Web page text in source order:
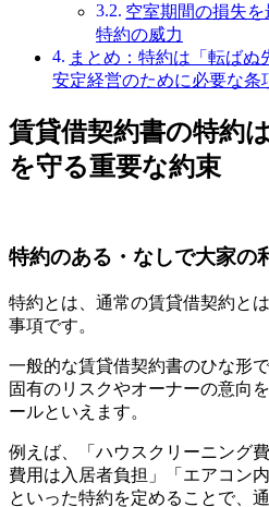
空室期間の損失
特約の威力
まとめ：特約は「転ばぬ
安定経営のために必要な条
賃貸借契約書の特約
を守る重要な約束
特約のある・なしで大家の
特約とは、通常の賃貸借契約と
事項です。
一般的な賃貸借契約書のひな形
固有のリスクやオーナーの意向
ールといえます。
例えば、「ハウスクリーニング
費用は入居者負担」「エアコン
といった特約を定めることで、